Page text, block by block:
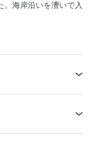
。海岸沿いを漕いで入